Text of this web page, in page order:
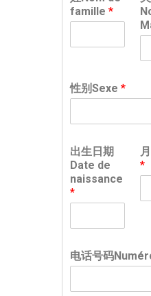
famille *
性别Sexe *
出生日期
Date de
naissance
*
*
电话号码